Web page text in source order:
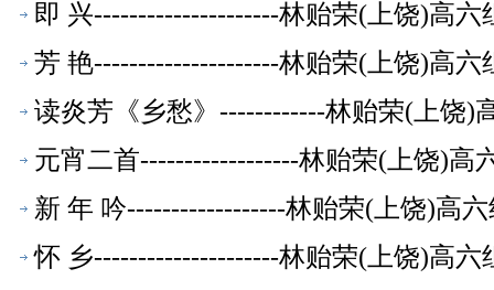
即 兴---------------------林贻荣(上饶)高六
芳 艳---------------------林贻荣(上饶)高六
读炎芳《乡愁》------------林贻荣(上饶)
元宵二首------------------林贻荣(上饶)高
新 年 吟------------------林贻荣(上饶)高
怀 乡---------------------林贻荣(上饶)高六